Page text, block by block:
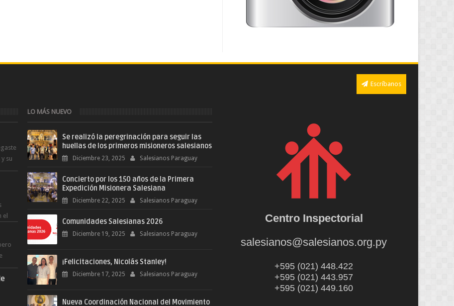
Escríbanos
su
el
LO MÁS NUEVO
Se realizó la peregrinación para seguir las
huellas de los primeros misioneros salesianos
Diciembre 23, 2025 Salesianos Paraguay
Concierto por los 150 años de la Primera
Expedición Misionera Salesiana
Diciembre 22, 2025 Salesianos Paraguay
Comunidades Salesianas 2026
Diciembre 19, 2025 Salesianos Paraguay
¡Felicitaciones, Nicolás Stanley!
Diciembre 17, 2025 Salesianos Paraguay
Nueva Coordinación Nacional del Movimiento
Centro Inspectorial
salesianos@salesianos.org.py
+595 (021) 448.422
+595 (021) 443.957
+595 (021) 449.160